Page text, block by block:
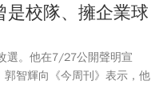
是校隊、擁企業球
選。他在7/27公開聲明宣
智輝向《今周刊》表示，他